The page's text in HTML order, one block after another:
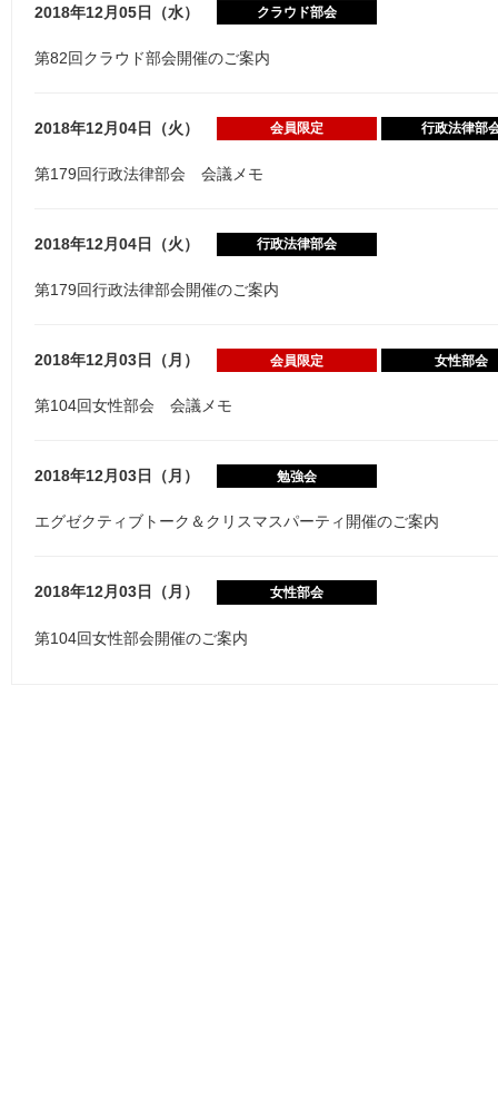
2018年12月05日（水） クラウド部会
第82回クラウド部会開催のご案内
2018年12月04日（火） 会員限定 行政法律部
第179回行政法律部会 会議メモ
2018年12月04日（火） 行政法律部会
第179回行政法律部会開催のご案内
2018年12月03日（月） 会員限定 女性部会
第104回女性部会 会議メモ
2018年12月03日（月） 勉強会
エグゼクティブトーク＆クリスマスパーティ開催のご案内
2018年12月03日（月） 女性部会
第104回女性部会開催のご案内